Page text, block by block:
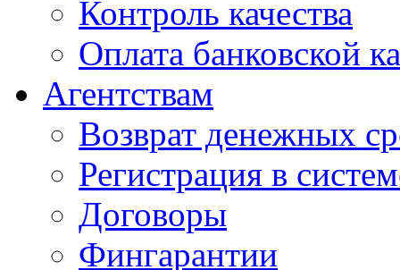
Контроль качества
Оплата банковской
Агентствам
Возврат денежных
Регистрация в
Договоры
Фингарантии